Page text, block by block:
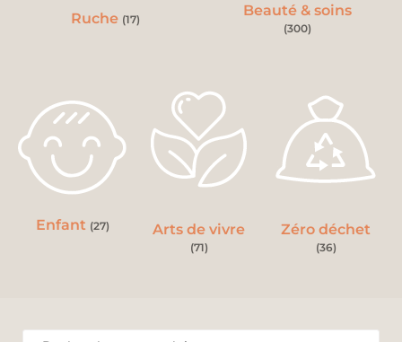
Ruche (17)
Beauté & soins
(300)
Enfant (27) Arts de vivre
(71)
Zéro déchet
(36)